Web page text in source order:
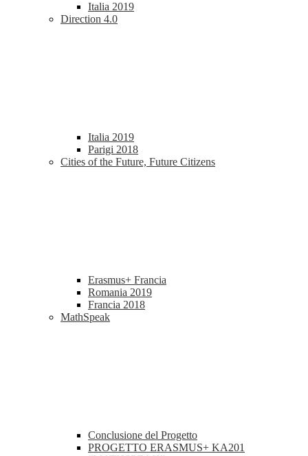
Italia 2019
Direction 4.0
Italia 2019
Parigi 2018
Cities of the Future, Future Citizens
Erasmus+ Francia
Romania 2019
Francia 2018
MathSpeak
Conclusione del Progetto
PROGETTO ERASMUS+ KA201